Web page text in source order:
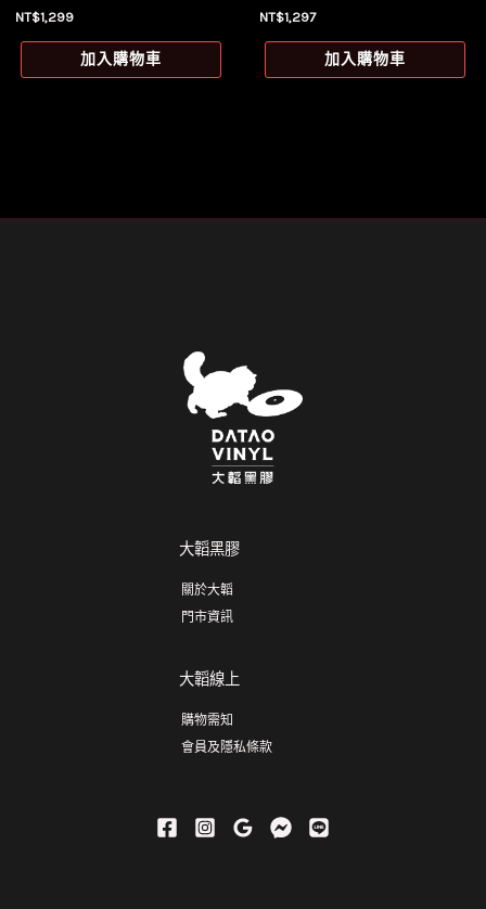
NT$1,299
加入購物車
NT$1,297
加入購物車
大韜黑膠
關於大韜
門市資訊
大韜線上
購物需知
會員及隱私條款